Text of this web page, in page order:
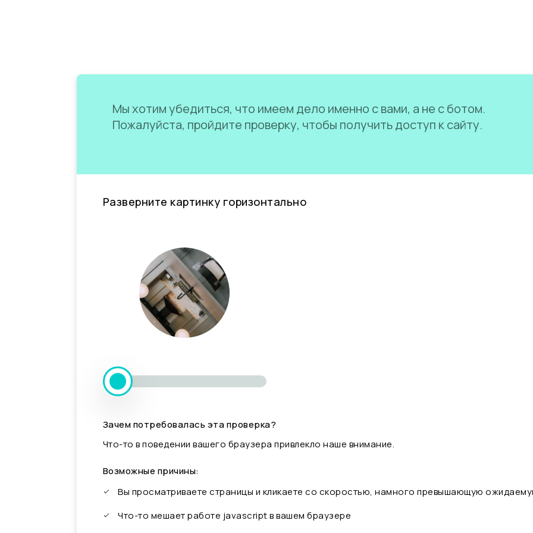
Мы хотим убедиться, что имеем дело именно с вами, а не с ботом.
Пожалуйста, пройдите проверку, чтобы получить доступ к сайту.
Разверните картинку горизонтально
Зачем потребовалась эта проверка?
Что-то в поведении вашего браузера привлекло наше внимание.
Возможные причины:
Вы просматриваете страницы и кликаете со скоростью, намного превышающую
Что-то мешает работе javascript в вашем браузере